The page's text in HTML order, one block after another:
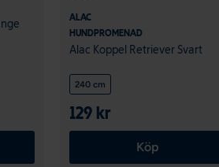
ALAC
HUNDPROMENAD
Alac Koppel Retriever Svart
240 cm
129 kr
Köp